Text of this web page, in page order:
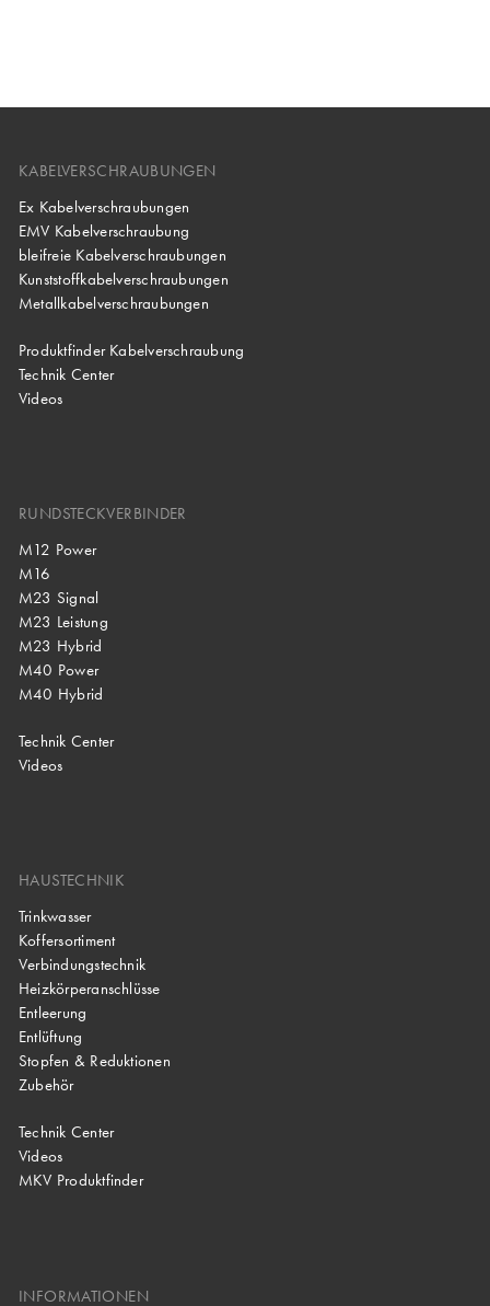
KABELVERSCHRAUBUNGEN
Ex Kabelverschraubungen
EMV Kabelverschraubung
bleifreie Kabelverschraubungen
Kunststoffkabelverschraubungen
Metallkabelverschraubungen
Produktfinder Kabelverschraubung
Technik Center
Videos
RUNDSTECKVERBINDER
M12 Power
M16
M23 Signal
M23 Leistung
M23 Hybrid
M40 Power
M40 Hybrid
Technik Center
Videos
HAUSTECHNIK
Trinkwasser
Koffersortiment
Verbindungstechnik
Heizkörperanschlüsse
Entleerung
Entlüftung
Stopfen & Reduktionen
Zubehör
Technik Center
Videos
MKV Produktfinder
INFORMATIONEN